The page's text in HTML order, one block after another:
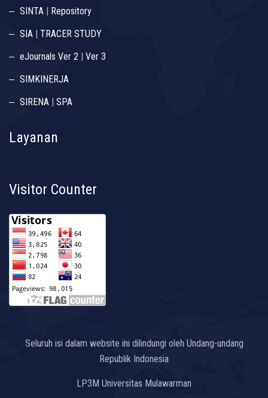
SINTA | Repository
SIA | TRACER STUDY
eJournals Ver 2 | Ver 3
SIMKINERJA
SIRENA | SPA
Layanan
Visitor Counter
Seluruh isi dalam website ini dilindungi oleh Undang-undang
Republik Indonesia
LP3M Universitas Mulawarman